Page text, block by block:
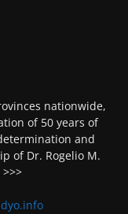
nationwide,
of 50 years of
and
of Dr. Rogelio M.